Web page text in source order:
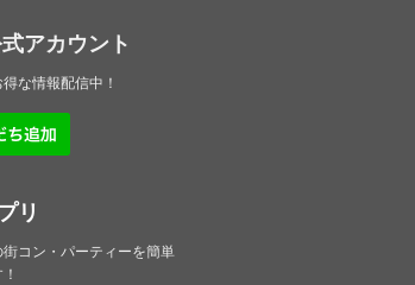
アカウント
な情報配信中！
リ
コン・パーティーを簡単